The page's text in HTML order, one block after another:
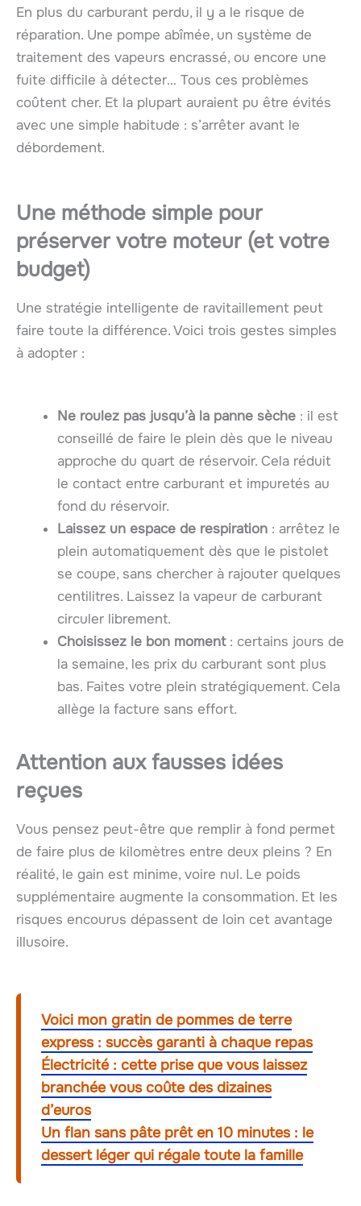
En plus du carburant perdu, il y a le risque de
réparation. Une pompe abîmée, un système de
traitement des vapeurs encrassé, ou encore une
fuite difficile à détecter… Tous ces problèmes
coûtent cher. Et la plupart auraient pu être évités
avec une simple habitude : s’arrêter avant le
débordement.
Une méthode simple pour
préserver votre moteur (et votre
budget)
Une stratégie intelligente de ravitaillement peut
faire toute la différence. Voici trois gestes simples
à adopter :
Ne roulez pas jusqu’à la panne sèche : il est
conseillé de faire le plein dès que le niveau
approche du quart de réservoir. Cela réduit
le contact entre carburant et impuretés au
fond du réservoir.
Laissez un espace de respiration : arrêtez le
plein automatiquement dès que le pistolet
se coupe, sans chercher à rajouter quelques
centilitres. Laissez la vapeur de carburant
circuler librement.
Choisissez le bon moment: certains jours de
la semaine, les prix du carburant sont plus
bas. Faites votre plein stratégiquement. Cela
allège la facture sans effort.
Attention aux fausses idées
reçues
Vous pensez peut-être que remplir à fond permet
de faire plus de kilomètres entre deux pleins ? En
réalité, le gain est minime, voire nul. Le poids
supplémentaire augmente la consommation. Et les
risques encourus dépassent de loin cet avantage
illusoire.
Voici mon gratin de pommes de terre
express : succès garanti à chaque repas
Électricité : cette prise que vous laissez
branchée vous coûte des dizaines
d’euros
Un flan sans pâte prêt en 10 minutes : le
dessert léger qui régale toute la famille